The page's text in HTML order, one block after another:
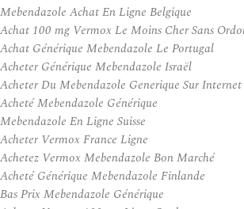
Mebendazole Achat En Ligne Belgique
Achat 100 mg Vermox Le Moins Cher Sans
Achat Générique Mebendazole Le Portugal
Acheter Générique Mebendazole Israël
Acheter Du Mebendazole Generique Sur Internet
Acheté Mebendazole Générique
Mebendazole En Ligne Suisse
Acheter Vermox France Ligne
Achetez Vermox Mebendazole Bon Marché
Acheté Générique Mebendazole Finlande
Bas Prix Mebendazole Générique